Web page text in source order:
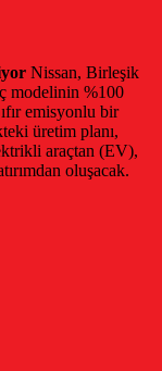
Nissan, Birleşik
modelinin %100
emisyonlu bir
üretim planı,
araçtan (EV),
oluşacak.